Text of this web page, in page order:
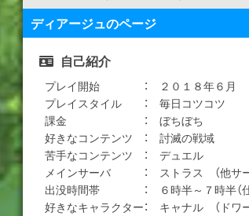
ディアージュのページ
自己紹介
プレイ開始 ： ２０１８年６月
プレイスタイル ： 毎日コツコツ
課金 ： ぼちぼち
好きなコンテンツ ： 討滅の戦域
苦手なコンテンツ ： デュエル
メインサーバ ： ストラス （他サー
出没時間帯 ： ６時半～７時半（仕事
好きなキャラクター： キャナル （ドワ